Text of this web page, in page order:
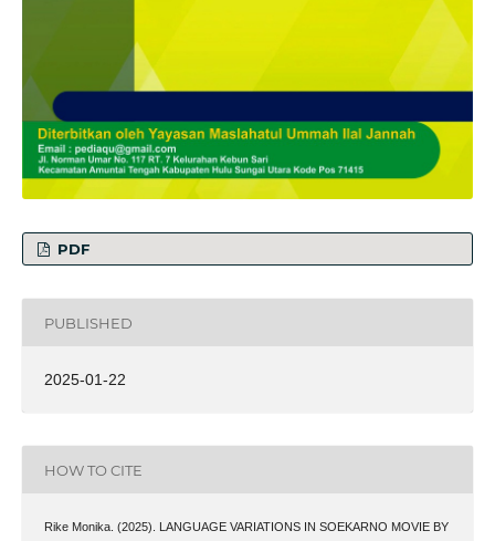
PDF
PUBLISHED
2025-01-22
HOW TO CITE
Rike Monika. (2025). LANGUAGE VARIATIONS IN SOEKARNO MOVIE BY